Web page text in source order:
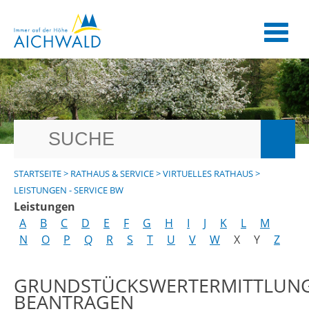
STARTSEITE> RATHAUS & SERVICE>VIRTUELLES RATHAUS>
LEISTUNGEN - SERVICE BW
Leistungen
A
B C D E F G H I J K L
M
N
O P Q R S T U V W X Y Z
BEANTRAGEN